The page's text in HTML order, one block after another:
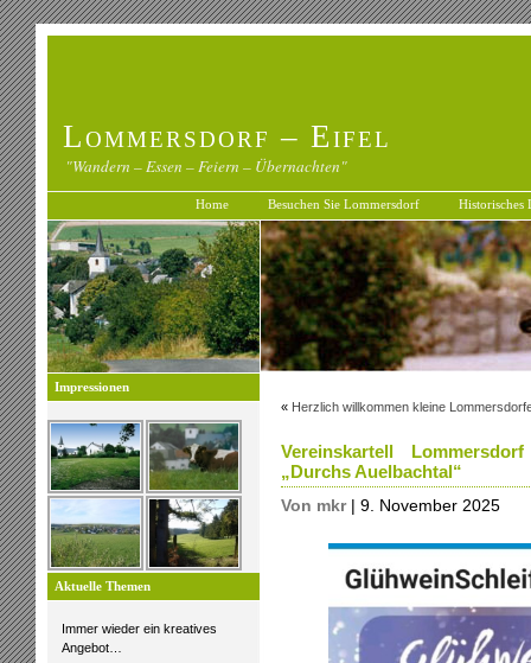
Lommersdorf – Eifel
"Wandern – Essen – Feiern – Übernachten"
Home Besuchen Sie Lommersdorf Historisches
Impressionen
Aktuelle Themen
Immer wieder ein kreatives
Angebot…
« Herzlich willkommen kleine
Vereinskartell
„Durchs Auelbachtal“
Von mkr| 9. November 2025